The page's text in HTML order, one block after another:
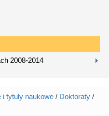
2008-2014
i tytuły naukowe / Doktoraty /